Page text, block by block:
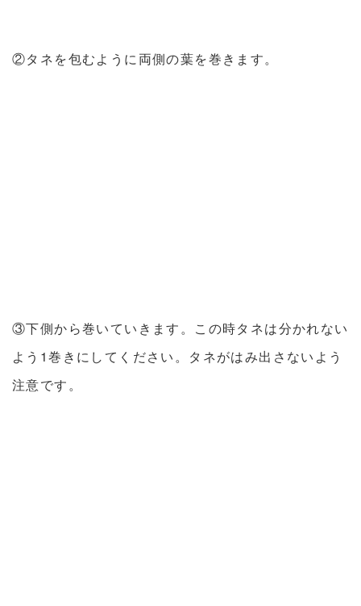
②タネを包むように両側の葉を巻きます。
③下側から巻いていきます。この時タネは分かれない
よう1巻きにしてください。タネがはみ出さないよう
注意です。